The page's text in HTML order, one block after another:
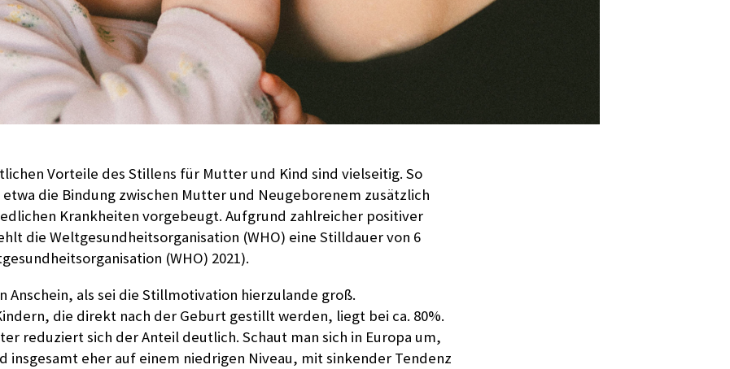
Vorteile des Stillens für Mutter und Kind sind vielseitig. So
die Bindung zwischen Mutter und Neugeborenem zusätzlich
Krankheiten vorgebeugt. Aufgrund zahlreicher positiver
die Weltgesundheitsorganisation (WHO) eine Stilldauer von 6
(WHO) 2021).
Anschein, als sei die Stillmotivation hierzulande groß.
die direkt nach der Geburt gestillt werden, liegt bei ca. 80%.
reduziert sich der Anteil deutlich. Schaut man sich in Europa um,
insgesamt eher auf einem niedrigen Niveau, mit sinkender Tendenz